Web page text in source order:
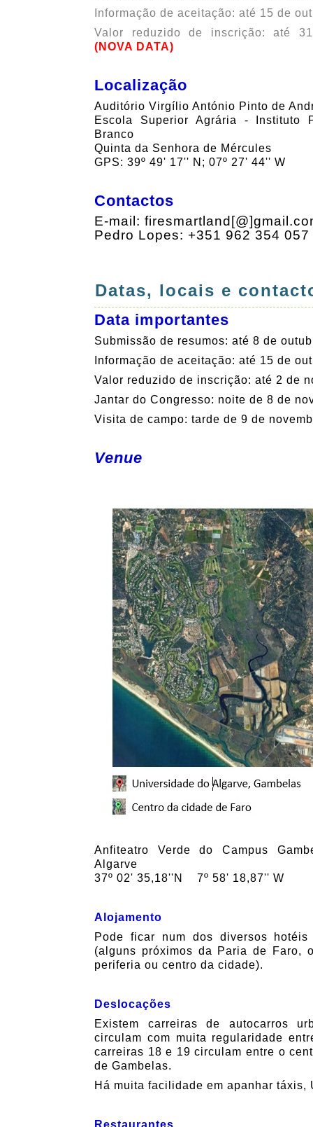
Informação de aceitação: até 15 de
Valor reduzido de inscrição: até
(NOVA DATA)
Localização
Auditório Virgílio António Pinto de
Escola Superior Agrária - Instituto
Branco
Quinta da Senhora de Mércules
GPS: 39º 49' 17'' N; 07º 27' 44'' W
Contactos
E-mail:
Pedro Lopes: +351 962 354 057
Datas, locais e
Data importantes
Submissão de resumos: até 8 de
Informação de aceitação: até 15 de
Valor reduzido de inscrição: até 2 de
Jantar do Congresso: noite de 8 de
Visita de campo: tarde de 9 de
Venue
Anfiteatro Verde do Campus
Algarve
37º 02' 35,18''N 7º 58' 18,87'' W
Alojamento
Pode ficar num dos diversos
(alguns próximos da Paria de Faro,
periferia ou centro da cidade).
Deslocações
Existem carreiras de autocarros
circulam com muita regularidade
carreiras 18 e 19 circulam entre o
de Gambelas.
Há muita facilidade em apanhar táxis,
Restaurantes